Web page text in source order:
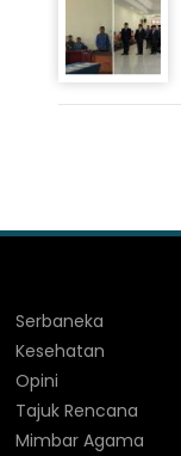
Serbaneka
Kesehatan
Opini
Tajuk Rencana
Mimbar Agama